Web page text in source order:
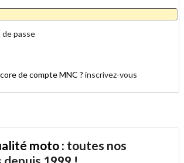
de passe
de compte MNC ? inscrivez-vous
moto : toutes nos